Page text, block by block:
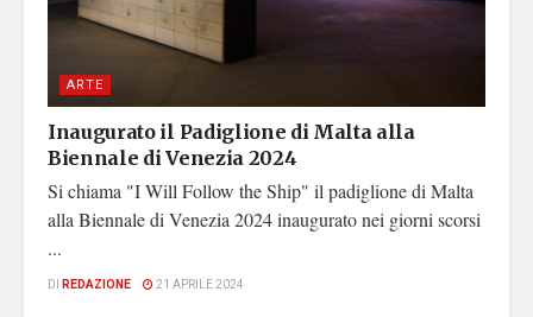
ARTE
Inaugurato il Padiglione di Malta alla
Biennale di Venezia 2024
Si chiama "I Will Follow the Ship" il padiglione di Malta
alla Biennale di Venezia 2024 inaugurato nei giorni scorsi
...
DI REDAZIONE 21 APRILE 2024